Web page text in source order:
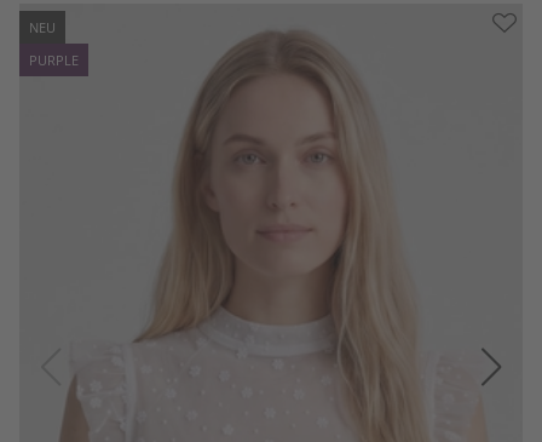
NEU
PURPLE